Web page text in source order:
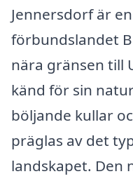
Jennersdorf är
förbundslandet
nära gränsen till
känd för sin
böljande kullar
präglas av det
landskapet. Den